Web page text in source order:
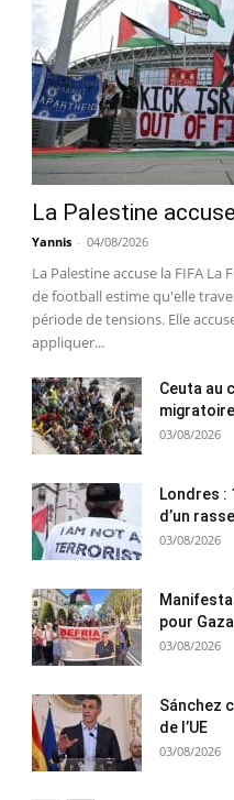
La Palestine
Yannis - 04/08/2026
La Palestine accuse la FIFA
de football estime qu'elle
période de tensions. Elle
appliquer...
Ceuta au
migratoire
03/08/2026
Londres
d’un
03/08/2026
pour Gaza
03/08/2026
Sánchez
de l’UE
03/08/2026